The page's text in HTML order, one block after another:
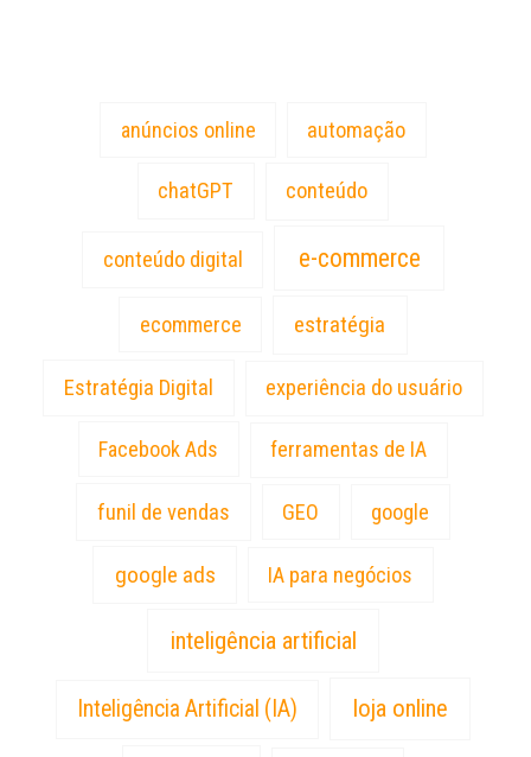
anúncios online automação
chatGPT conteúdo
conteúdo digital e-commerce
ecommerce estratégia
Estratégia Digital experiência do usuário
Facebook Ads ferramentas de IA
funil de vendas GEO google
google ads IA para negócios
inteligência artificial
Inteligência Artificial (IA) loja online